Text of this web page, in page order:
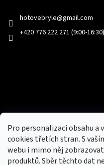
Pro personalizaci obsahu a
cookies třetích stran. S
webu i mimo něj
produktů. Sběr těchto dat
hotovebryle@gmail.com
+420 776 222 271 (9:00-16:30)